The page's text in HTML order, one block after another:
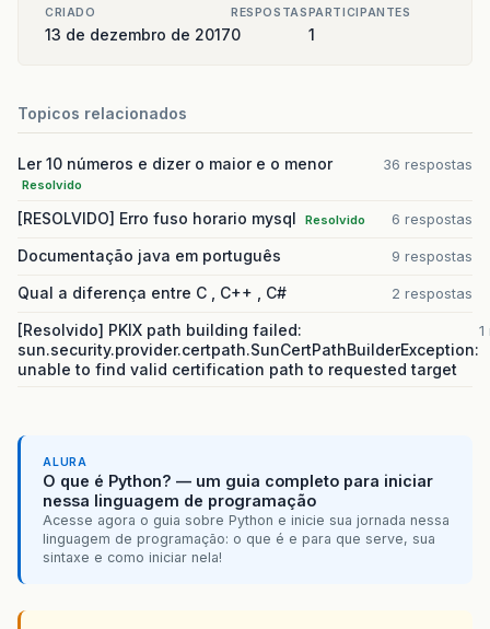
while( lerb . ready
}
arq1 .createNewFile();
//escrever e guardar no arquivo2 o
FileWriter fileWriter FileWriter(
linhat = Integer.toString(n1)+ ";";
escrever. write(linhat);
linhat = Integer.toString
escrever.write(linhat);
CRIADO
13 de dezembro de 2017
RESPOSTAS
0
PARTICIPANTES
1
Topicos relacionados
Ler 10 números e dizer o maior e o menor
Resolvido
36 respostas
[RESOLVIDO] Erro fuso horario mysql Resolvido 6 respostas
Documentação java em português 9 respostas
Qual a diferença entre C , C++ , C# 2 respostas
[Resolvido] PKIX path building failed:
sun.security.provider.certpath.SunCertPathBuilderException:
unable to find valid certification path to requested target
ALURA
O que é Python? — um guia completo para iniciar
nessa linguagem de programação
Acesse agora o guia sobre Python e inicie sua jornada nessa
linguagem de programação: o que é e para que serve, sua
sintaxe e como iniciar nela!